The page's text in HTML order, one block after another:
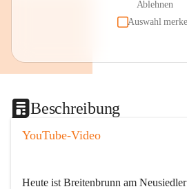
Ablehnen
Auswahl
Beschreibung
YouTube-Video
Heute ist Breitenbrunn am